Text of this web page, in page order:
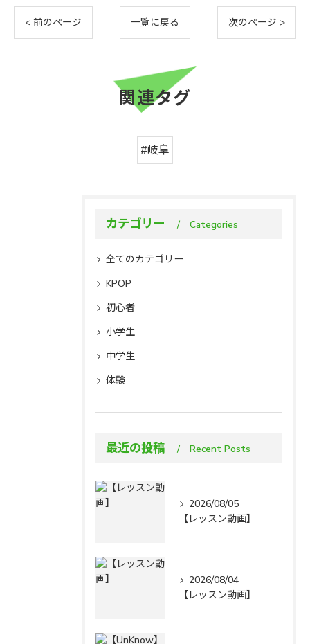
< 前のページ 一覧に戻る 次のページ >
関連タグ
#岐阜
カテゴリー Categories
全てのカテゴリー
KPOP
初心者
小学生
中学生
体験
最近の投稿 Recent Posts
2026/08/05
【レッスン動画】
2026/08/04
【レッスン動画】